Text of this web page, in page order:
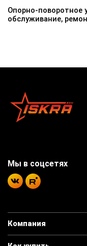
Опорно-поворотное
обслуживание,
Компания
Мы в соцсетях